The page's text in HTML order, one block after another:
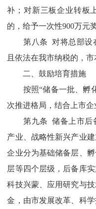
补；对新三板企业转板
的，给予一次性900万元
第八条 对将总部设在
且依法在我市纳税的，
二、鼓励培育措施
按照“储备一批、孵化
次推进格局，结合上市企
第九条 储备上市后备
产业、战略性新兴产业
企业分为基础储备层、
层等四个层级，后备库
科技兴蒙、应用研究与
金，由市发展改革、科